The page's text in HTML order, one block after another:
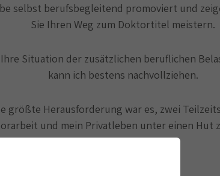
selbst berufsbegleitend promoviert und
Sie Ihren Weg zum Doktortitel meistern.
Ihre Situation der zusätzlichen beruflichen
kann ich bestens nachvollziehen.
größte Herausforderung war es, zwei
und mein Privatleben unter einen Hut